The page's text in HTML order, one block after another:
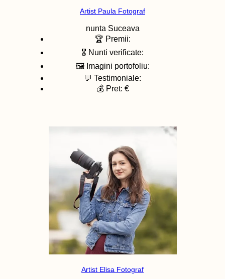
Artist Paula Fotograf
nunta Suceava
🏆 Premii:
🎖️ Nunti verificate:
🖼️ Imagini portofoliu:
💬 Testimoniale:
💰 Pret: €
Artist Elisa Fotograf